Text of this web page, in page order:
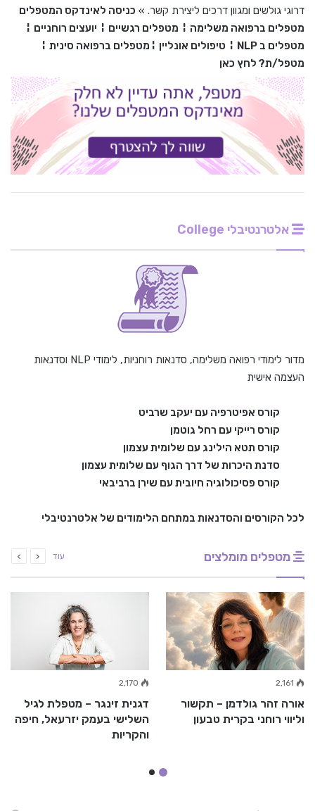
דרוגי גולשים ומגוון דרכים ליצירת קשר. » כניסה לאינדקס המטפלים
מטפלים ברפואה משלימה ¦ מטפלים רגשיים ¦ יועצים רוחניים ¦
מטפלים ב NLP
¦ טיפולים אונליין ¦ מטפלים ברפואה סינית ¦
מטפל/ת? לחץ כאן
אלטרנטיבלי College
מדור לימודי רפואה משלימה, סדנאות רוחניות, לימודי NLP וסדנאות
העצמה אישית
קורס אפיטרפיה עם יעקב שרביט
קורס רייקי עם רחל גוטמן
קורס תטא הילינג עם שלומית עצמון
סדנת היכרות של דרך הגוף עם שלומית עצמון
קורס פסיכולוגיה חיובית עם שירן ברביבאי
לכל הקורסים והסדנאות במתחם הלימודים של אלטרנטיבלי
מטפלים מומלצים עוד
2,161
אורה זהר גולדמן – תקשור
וליווי רוחני בקרית טבעון
2,170
דגנית זינגר – מטפלת לגיל
השלישי בעמק יזרעאל, חיפה
והקריות